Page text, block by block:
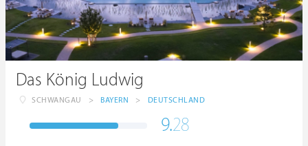
Das König Ludwig
SCHWANGAU > BAYERN > DEUTSCHLAND
9.28